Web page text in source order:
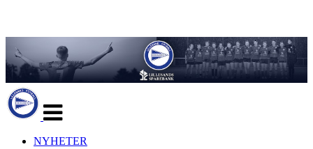
navigasjon
NYHETER